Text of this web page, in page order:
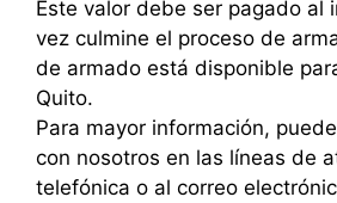
Este valor debe ser pagado al
vez culmine el proceso de
de armado está disponible
Quito.
Para mayor información,
con nosotros en las líneas de
telefónica o al correo